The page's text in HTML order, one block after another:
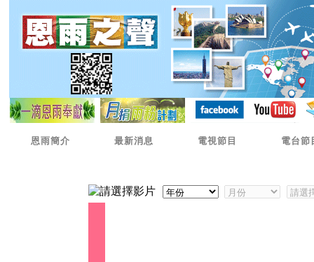
恩雨簡介 最新消息 電視節目 電台節